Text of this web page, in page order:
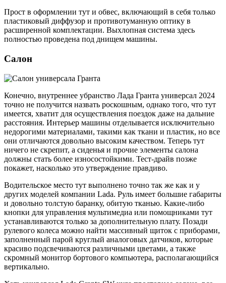
Прост в оформлении тут и обвес, включающий в себя только
пластиковый диффузор и противотуманную оптику в
расширенной комплектации. Выхлопная система здесь
полностью проведена под днищем машины.
Салон
Конечно, внутреннее убранство Лада Гранта универсал 2024
точно не получится назвать роскошным, однако того, что тут
имеется, хватит для осуществления поездок даже на дальние
расстояния. Интерьер машины отделывается исключительно
недорогими материалами, такими как ткани и пластик, но все
они отличаются довольно высоким качеством. Теперь тут
ничего не скрепит, а сиденья и прочие элементы салона
должны стать более износостойкими. Тест-драйв позже
покажет, насколько это утверждение правдиво.
Водительское место тут выполнено точно так же как и у
других моделей компании Lada. Руль имеет большие габариты
и довольно толстую баранку, обитую тканью. Какие-либо
кнопки для управления мультимедиа или помощниками тут
устанавливаются только за дополнительную плату. Позади
рулевого колеса можно найти массивный щиток с приборами,
заполненный парой круглый аналоговых датчиков, которые
красиво подсвечиваются различными цветами, а также
скромный монитор бортового компьютера, располагающийся
вертикально.